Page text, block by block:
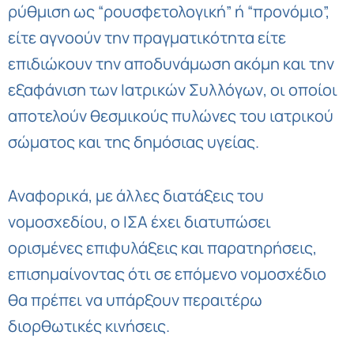
ρύθμιση ως “ρουσφετολογική” ή “προνόμιο”,
είτε αγνοούν την πραγματικότητα είτε
επιδιώκουν την αποδυνάμωση ακόμη και την
εξαφάνιση των Ιατρικών Συλλόγων, οι οποίοι
αποτελούν θεσμικούς πυλώνες του ιατρικού
σώματος και της δημόσιας υγείας.
Αναφορικά, με άλλες διατάξεις του
νομοσχεδίου, ο ΙΣΑ έχει διατυπώσει
ορισμένες επιφυλάξεις και παρατηρήσεις,
επισημαίνοντας ότι σε επόμενο νομοσχέδιο
θα πρέπει να υπάρξουν περαιτέρω
διορθωτικές κινήσεις.